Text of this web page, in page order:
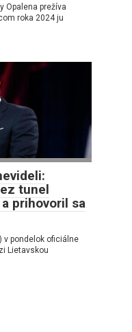
Opalena prežíva
roka 2024 ju
tunel
prihovoril sa
v pondelok oficiálne
Lietavskou